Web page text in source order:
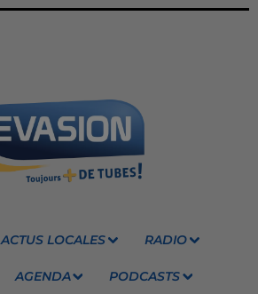
ACTUS LOCALES RADIO
AGENDA PODCASTS